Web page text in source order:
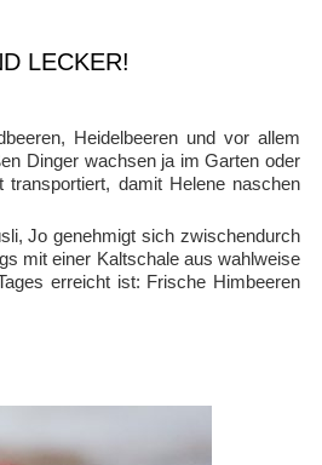
LECKER!
Heidelbeeren und vor allem
Dinger wachsen ja im Garten oder
damit Helene naschen
Jo genehmigt sich zwischendurch
mit einer Kaltschale aus wahlweise
erreicht ist: Frische Himbeeren